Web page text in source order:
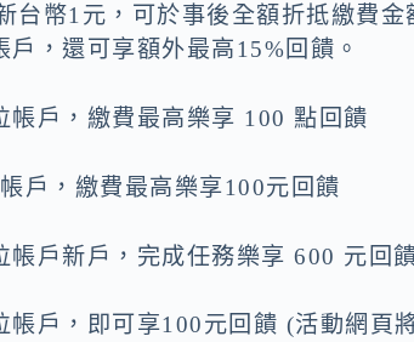
台幣1元，可於事後全額折抵繳費金
，還可享額外最高15%回饋。
帳戶，繳費最高樂享 100 點回饋
戶，繳費最高樂享100元回饋
帳戶新戶，完成任務樂享 600 元回
帳戶，即可享100元回饋 (活動網頁